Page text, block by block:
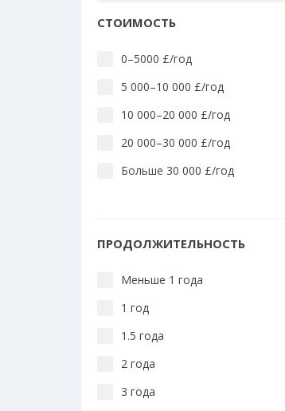
Медицина и стоматология
СТОИМОСТЬ
0–5000 £/год
5 000–10 000 £/год
10 000–20 000 £/год
20 000–30 000 £/год
Больше 30 000 £/год
ПРОДОЛЖИТЕЛЬНОСТЬ
Меньше 1 года
1 год
1.5 года
2 года
3 года